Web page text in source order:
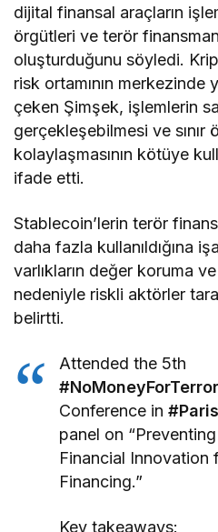
dijital finansal araçların
örgütleri ve terör
oluşturduğunu söyledi.
risk ortamının merkezinde
çeken Şimşek, işlemlerin
gerçekleşebilmesi ve sınır
kolaylaşmasının kötüye
ifade etti.
Stablecoin’lerin terör
daha fazla kullanıldığına
varlıkların değer koruma
nedeniyle riskli aktörler
belirtti.
Attended the 5th
#NoMoneyForTerror
Conference in#Paris
panel on
Financial Innovation
Financing.”
Key takeaways: